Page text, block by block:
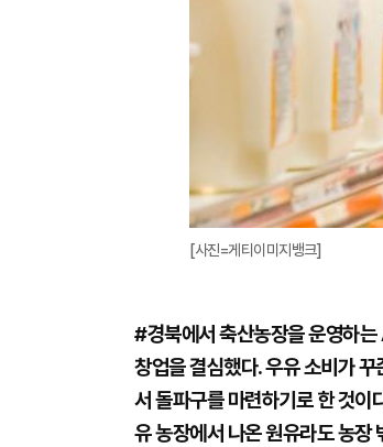
[사진=게티이미지뱅크]
#경북에서 축산농장을 운영하
창업을 결심했다. 우유 소비가
서 돌파구를 마련하기로 한 것이
유 농장에서 나온 원유라도 농장